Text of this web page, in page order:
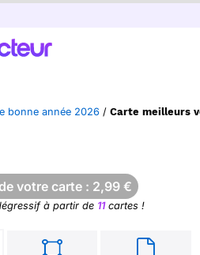
bonne année 2026 / Carte meilleurs
votre carte : 2,99 €
à partir de 11cartes !